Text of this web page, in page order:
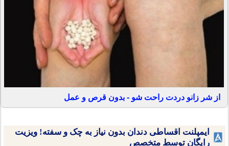
از شر زانو دردت راحت شو - بدون قرص و عمل
ایمپلنت اقساطی دندان بدون نیاز به چک و سفته! ویزیت
رایگان توسط متخصص